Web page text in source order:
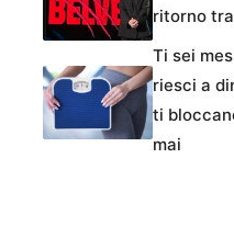
ritorno
Ti sei
riesci a
ti
mai